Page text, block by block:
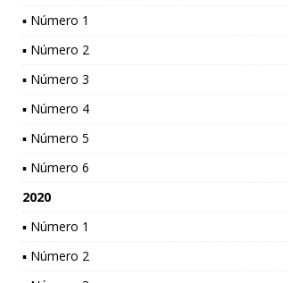
▪ Número 1
▪ Número 2
▪ Número 3
▪ Número 4
▪ Número 5
▪ Número 6
2020
▪ Número 1
▪ Número 2